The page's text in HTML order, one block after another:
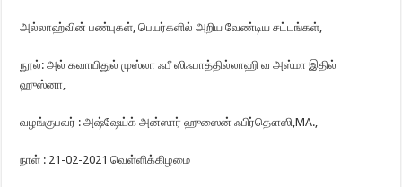
அல்லாஹ்வின் பண்புகள், பெயர்களில் அறிய வேண்டிய சட்டங்கள்,
நூல்: அல் கவாயிதுல் முஸ்லா ஃபீ ஸிஃபாத்தில்லாஹி வ அஸ்மா இதில்
ஹுஸ்னா,
வழங்குபவர் : அஷ்ஷேய்க் அன்ஸார் ஹுஸைன் ஃபிர்தௌஸி,MA.,
நாள் : 21-02-2021 வெள்ளிக்கிழமை